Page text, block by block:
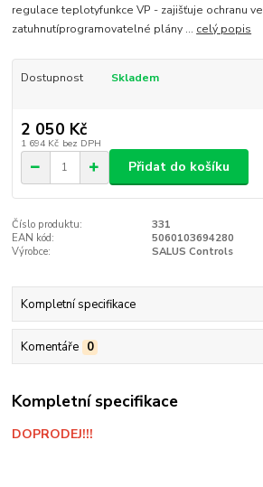
regulace teplotyfunkce VP - zajišťuje ochranu
zatuhnutíprogramovatelné plány ... celý popis
Dostupnost Skladem
2 050 Kč
1 694 Kč bez DPH
Přidat do košíku
Číslo produktu:
331
EAN kód:
5060103694280
Výrobce:
SALUS Controls
Kompletní specifikace
Komentáře 0
Kompletní specifikace
DOPRODEJ!!!